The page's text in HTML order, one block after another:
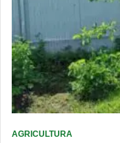
AGRICULTURA